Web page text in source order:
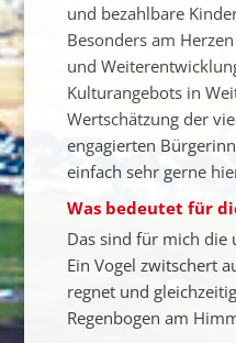
und bezahlbare
Besonders am
und
Kulturangebots in
Wertschätzung der
engagierten
einfach sehr gerne
Was bedeutet für
Das sind für mich die
Ein Vogel zwitschert
regnet und
Regenbogen am